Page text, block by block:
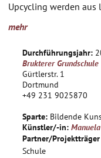
Upcycling werden aus
Verbogene Gabeln
werden bepflanzt, an
vertikalen Garten, der
Galerie der
künstlerischen
nachmittags
gespendeten
mehr
Durchführungsjahr:
Brukterer Grundschule
Gürtlerstr. 1
Dortmund
+49 231 9025870
Sparte: Bildende
Künstler/-in:
Partner/Projektträger
Schule